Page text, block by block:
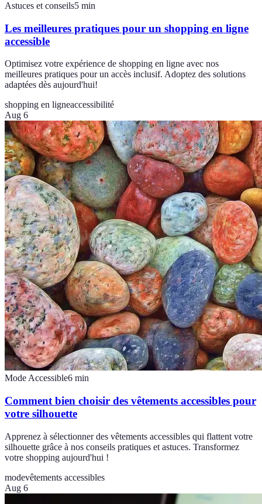
Astuces et conseils5 min
Les meilleures pratiques pour un shopping en ligne
accessible
Optimisez votre expérience de shopping en ligne avec nos
meilleures pratiques pour un accès inclusif. Adoptez des solutions
adaptées dès aujourd'hui!
shopping en ligneaccessibilité
Aug 6
Mode Accessible6 min
Comment bien choisir des vêtements accessibles pour
votre silhouette
Apprenez à sélectionner des vêtements accessibles qui flattent votre
silhouette grâce à nos conseils pratiques et astuces. Transformez
votre shopping aujourd'hui !
modevêtements accessibles
Aug 6